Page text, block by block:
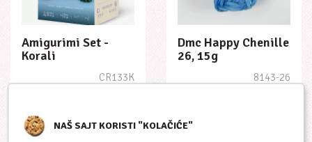
Amigurimi Set -
Korali
CR133K
2.550,00 RSD
Dmc Happy Chenille
26, 15g
8143-26
NAŠ SAJT KORISTI "KOLAČIĆE"